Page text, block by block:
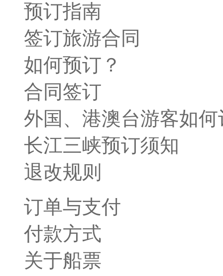
预订指南
签订旅游合同
如何预订？
合同签订
外国、港澳台游客如何
长江三峡预订须知
退改规则
订单与支付
付款方式
关于船票